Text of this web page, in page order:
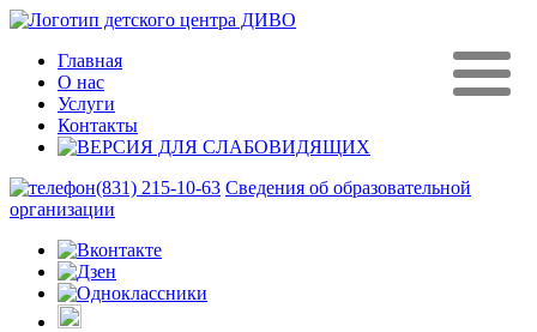
Главная
О нас
Услуги
Контакты
(831) 215-10-63 Сведения об образовательной
организации